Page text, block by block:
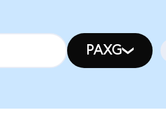
PAXG